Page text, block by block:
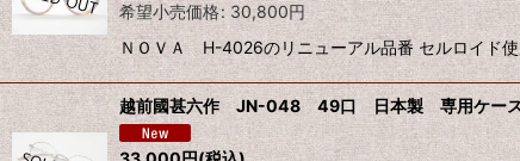
希望小売価格: 30,800円
ＮＯＶＡ H-4026のリニューアル品番 セルロイド
越前國甚六作 JN-048 49口 日本製 専用ケー